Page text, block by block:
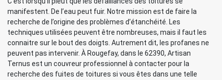
manifestent. De l’eau peut fuir. Notre mission est de faire la
recherche de l’origine des problèmes d’étanchéité. Les
techniques utilisées peuvent être nombreuses, mais il faut les
connaitre sur le bout des doigts. Autrement dit, les profanes ne
peuvent pas intervenir. À Rougefay, dans le 62390, Artisan
Ternus est un couvreur professionnel à contacter pour la
recherche des fuites de toitures si vous êtes dans une telle